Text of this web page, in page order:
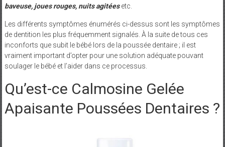
baveuse, joues rouges, nuits agitéesetc.
Les différents symptômes énumérés ci-dessus sont les symptômes
de dentition les plus fréquemment signalés. À la suite de tous ces
inconforts que subit le bébé lors de la poussée dentaire ; il est
vraiment important d’opter pour une solution adéquate pouvant
soulager le bébé et l’aider dans ce processus.
Qu’est-ce Calmosine Gelée
Apaisante Poussées Dentaires ?